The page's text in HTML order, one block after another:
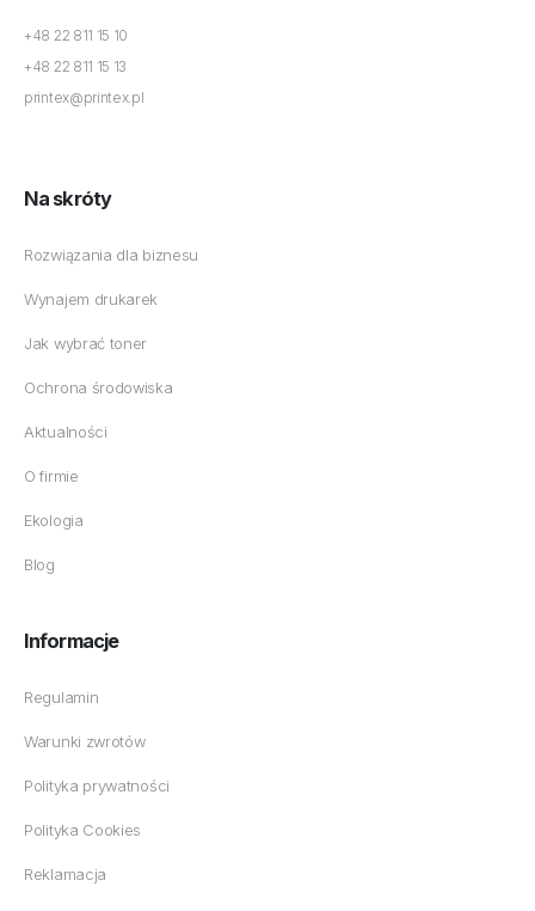
+48 22 811 15 10
+48 22 811 15 13
printex@printex.pl
Na skróty
Rozwiązania dla biznesu
Wynajem drukarek
Jak wybrać toner
Ochrona środowiska
Aktualności
O firmie
Ekologia
Blog
Informacje
Regulamin
Warunki zwrotów
Polityka prywatności
Polityka Cookies
Reklamacja